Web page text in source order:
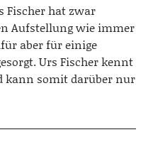
Fischer hat zwar
Aufstellung wie immer
aber für einige
Urs Fischer kennt
kann somit darüber nur